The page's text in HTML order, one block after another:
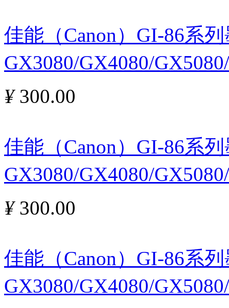
佳能（Canon）GI-86系
GX3080/GX4080/
¥300.00
佳能（Canon）GI-86系
GX3080/GX4080/
¥300.00
佳能（Canon）GI-86系
GX3080/GX4080/